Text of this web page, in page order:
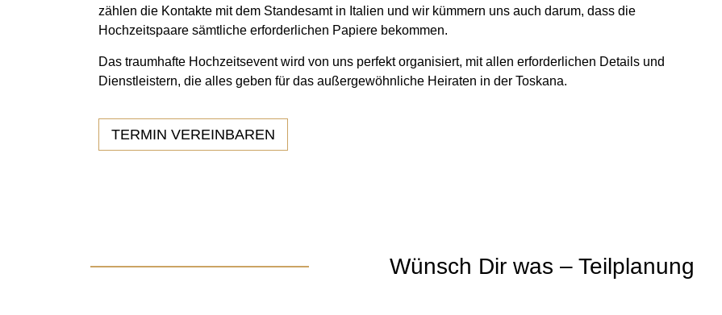
zählen die Kontakte mit dem Standesamt in Italien und wir kümmern uns auch darum, dass die
Hochzeitspaare sämtliche erforderlichen Papiere bekommen.
Das traumhafte Hochzeitsevent wird von uns perfekt organisiert, mit allen erforderlichen Details und
Dienstleistern, die alles geben für das außergewöhnliche Heiraten in der Toskana.
TERMIN VEREINBAREN
Wünsch Dir was – Teilplanung